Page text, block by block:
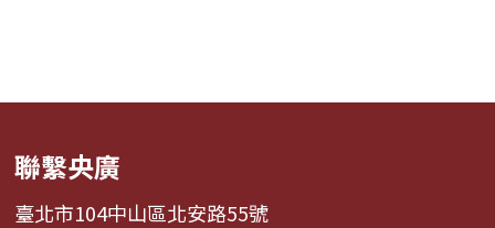
聯繫央廣
臺北市104中山區北安路55號